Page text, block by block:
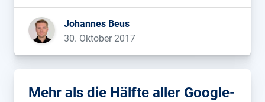
USA, 87% in Frankreich, 88% in Italien, 83% in
Deutschland und 85% […]...
Johannes Beus
30. Oktober 2017
Mehr als die Hälfte aller Google-